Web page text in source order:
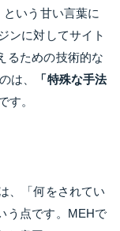
いう甘い言葉に
ンに対してサイト
るための技術的な
は、
「特殊な手法
す。
、「何をされてい
う点です。MEHで